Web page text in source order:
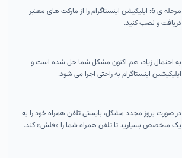
مرحله ی 6: اپلیکیشن اینستاگرام را از مارکت های معتبر
دریافت و نصب کنید.
به احتمال زیاد، هم اکنون مشکل شما حل شده است و
اپلیکیشین اینستاگرام به راحتی اجرا می شود.
در صورت بروز مجدد مشکل، بایستی تلفن همراه خود را به
یک متخصص بسپارید تا تلفن همراه شما را «فلش» کند.